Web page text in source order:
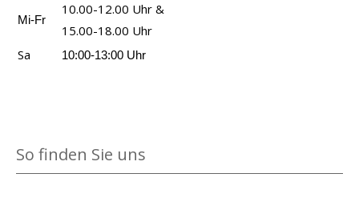
Mi-Fr
10.00-12.00 Uhr &
15.00-18.00 Uhr
Sa
10:00-13:00 Uhr
So finden Sie uns